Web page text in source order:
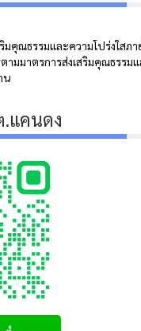
มคุณธรรมและความโปร่งใสภ
ามมาตรการส่งเสริมคุณธรรม
น
.แคนดง